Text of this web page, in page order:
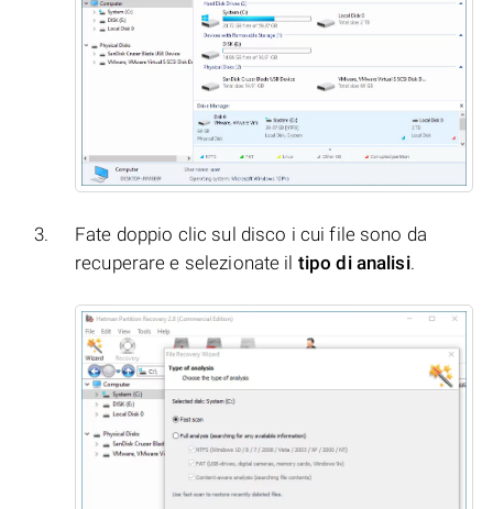
Fate doppio clic sul disco i cui file sono da
recuperare e selezionate il tipo di analisi.